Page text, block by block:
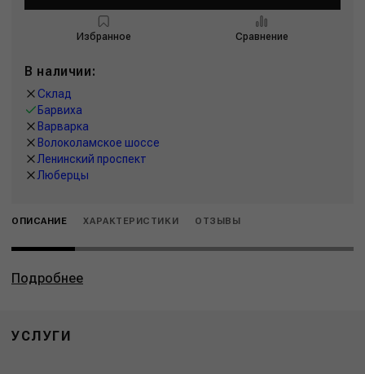
Избранное Сравнение
В наличии:
Склад
Барвиха
Варварка
Волоколамское шоссе
Ленинский проспект
Люберцы
ОПИСАНИЕ ХАРАКТЕРИСТИКИ ОТЗЫВЫ
Подробнее
УСЛУГИ